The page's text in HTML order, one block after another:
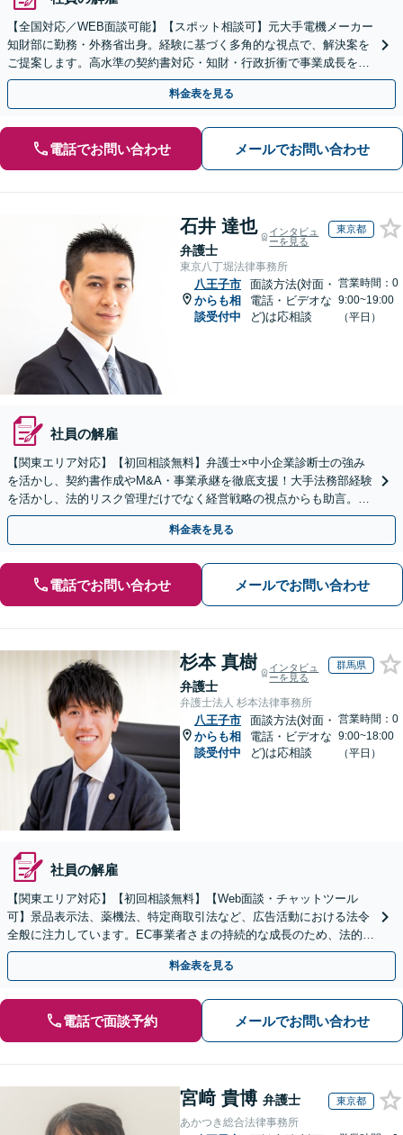
【全国対応／WEB面談可能】【スポット相談可】元大手電機メーカー
知財部に勤務・外務省出身。経験に基づく多角的な視点で、解決案を
ご提案します。高水準の契約書対応・知財・行政折衝で事業成長を牽
引いたします。
料金表を見る
電話でお問い合わせ メールでお問い合わせ
石井 達也
弁護士
インタビュ
ーを見る
東京都
東京八丁堀法律事務所
八王子市
からも相
談受付中
面談方法(対面・
電話・ビデオな
ど)は応相談
営業時間：0
9:00~19:00
（平日）
社員の解雇
【関東エリア対応】【初回相談無料】弁護士×中小企業診断士の強み
を活かし、契約書作成やM&A・事業承継を徹底支援！大手法務部経験
を活かし、法的リスク管理だけでなく経営戦略の視点からも助言。攻
めと守りの法務で、企業のさらなる成長に貢献します。
料金表を見る
電話でお問い合わせ メールでお問い合わせ
杉本 真樹
弁護士
インタビュ
ーを見る
群馬県
弁護士法人 杉本法律事務所
八王子市
からも相
談受付中
面談方法(対面・
電話・ビデオな
ど)は応相談
営業時間：0
9:00~18:00
（平日）
社員の解雇
【関東エリア対応】【初回相談無料】【Web面談・チャットツール
可】景品表示法、薬機法、特定商取引法など、広告活動における法令
全般に注力しています。EC事業者さまの持続的な成長のため、法的観
点から徹底的にサポートいたします【休日・夜間面談可】
料金表を見る
電話で面談予約 メールでお問い合わせ
宮﨑 貴博 弁護士 東京都
あかつき総合法律事務所